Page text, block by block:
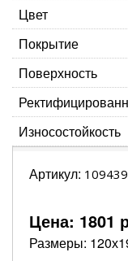
Цвет
Покрытие
Поверхность
Износостойкость
Артикул: 109439
Цена: 1801
Размеры: